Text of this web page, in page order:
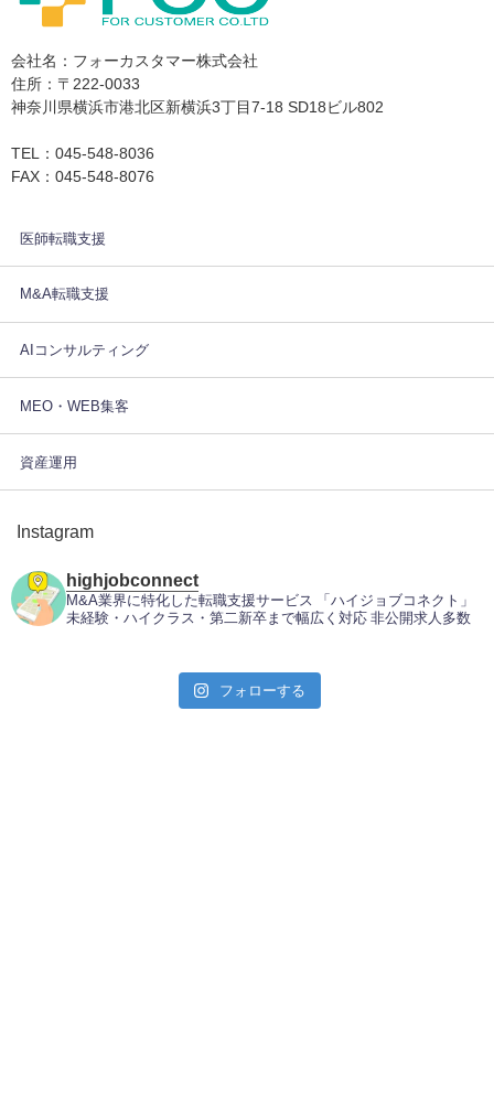
会社名：フォーカスタマー株式会社
住所：〒222-0033
神奈川県横浜市港北区新横浜3丁目7-18 SD18ビル802
TEL：045-548-8036
FAX：045-548-8076
医師転職支援
M&A転職支援
AIコンサルティング
MEO・WEB集客
資産運用
Instagram
highjobconnect
M&A業界に特化した転職支援サービス
「ハイジョブコネクト」
未経験・ハイクラス・第二新卒まで幅広く対応 非公開求人多数
フォローする